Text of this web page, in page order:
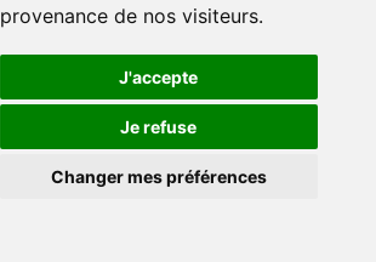
provenance de nos visiteurs.
J'accepte
Je refuse
Changer mes préférences